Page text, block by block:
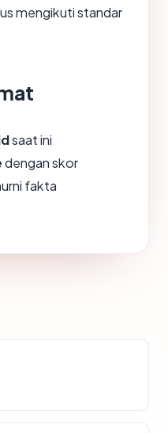
mengikuti standar
saat ini
dengan skor
fakta